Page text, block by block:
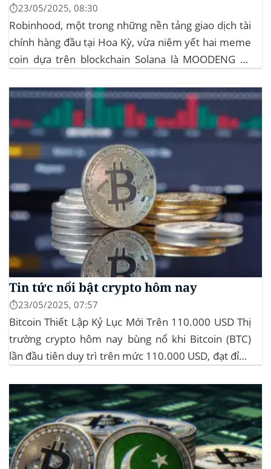
⏱️23/05/2025, 08:30
Robinhood, một trong những nền tảng giao dịch tài
chính hàng đầu tại Hoa Kỳ, vừa niêm yết hai meme
coin dựa trên blockchain Solana là MOODENG và
mẽ cho cả hai đồng tiền số, với mức tăng hơn...
Tin tức nổi bật crypto hôm nay
⏱️23/05/2025, 07:57
Bitcoin Thiết Lập Kỷ Lục Mới Trên 110.000 USD Thị
trường crypto hôm nay bùng nổ khi Bitcoin (BTC)
lần đầu tiên duy trì trên mức 110.000 USD, đạt đỉnh
mức giá cao nhất từ trước đến nay của...